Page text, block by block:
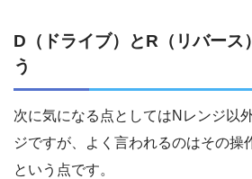
D（ドライブ）とR（リバース
う
次に気になる点としてはNレンジ以
ジですが、よく言われるのはその操
という点です。